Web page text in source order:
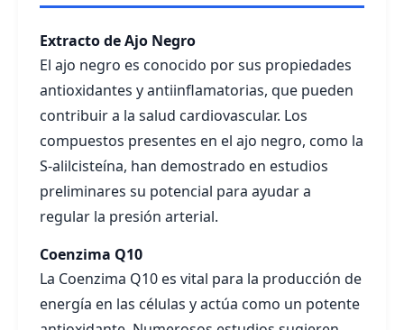
Extracto de Ajo Negro
El ajo negro es conocido por sus propiedades
antioxidantes y antiinflamatorias, que pueden
contribuir a la salud cardiovascular. Los
compuestos presentes en el ajo negro, como la
S-alilcisteína, han demostrado en estudios
preliminares su potencial para ayudar a
regular la presión arterial.
Coenzima Q10
La Coenzima Q10 es vital para la producción de
energía en las células y actúa como un potente